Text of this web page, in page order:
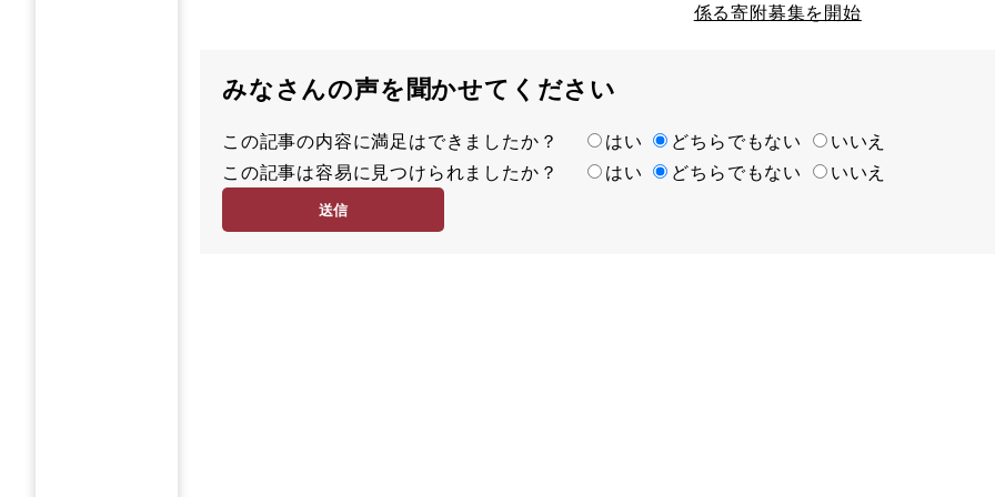
係る寄附募集を開始
みなさんの声を聞かせてください
満
足
この記事の内容に満足はできましたか？ はい どちらでもない
いいえ
容
度
この記事は容易に見つけられましたか？ はい どちらでもない いいえ